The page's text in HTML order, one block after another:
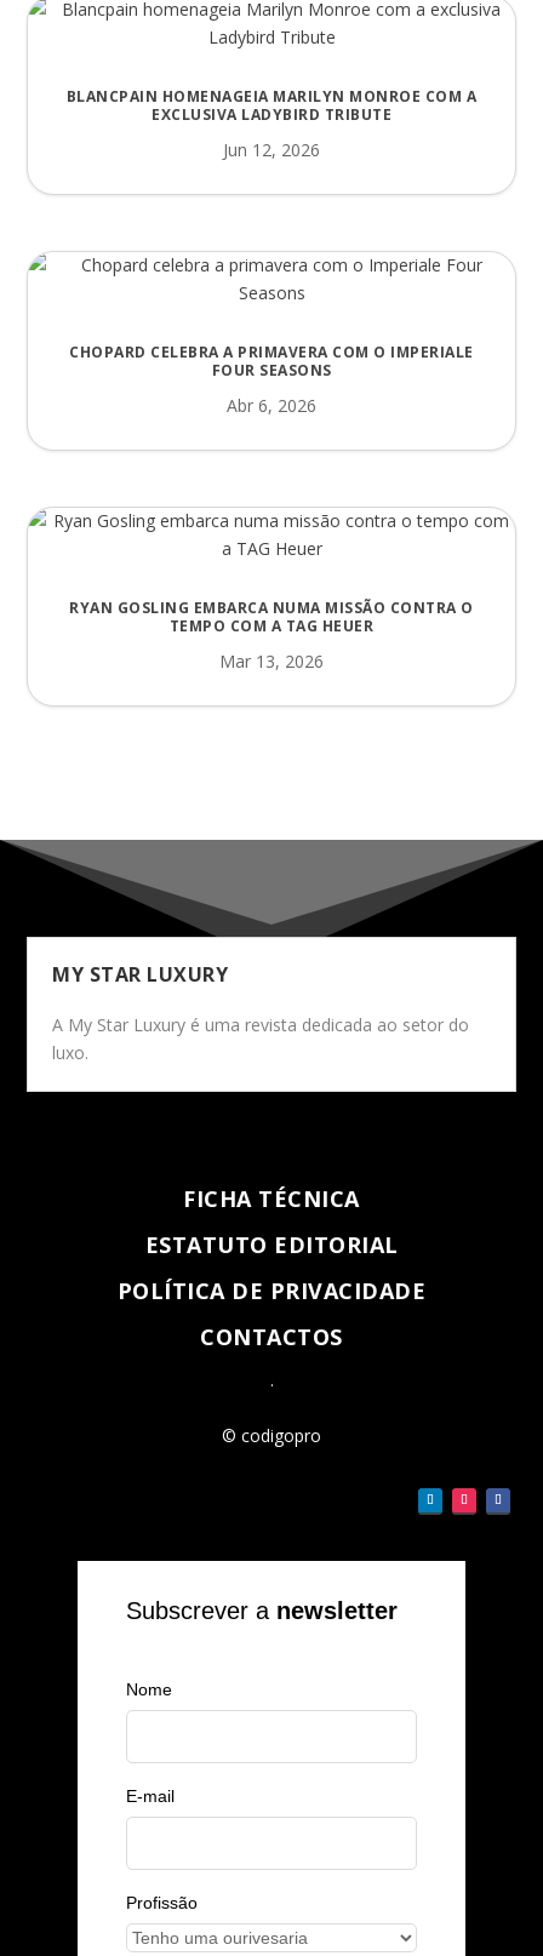
BLANCPAIN HOMENAGEIA MARILYN MONROE COM A
EXCLUSIVA LADYBIRD TRIBUTE
Jun 12, 2026
CHOPARD CELEBRA A PRIMAVERA COM O IMPERIALE
FOUR SEASONS
Abr 6, 2026
RYAN GOSLING EMBARCA NUMA MISSÃO CONTRA O
TEMPO COM A TAG HEUER
Mar 13, 2026
MY STAR LUXURY
A My Star Luxury é uma revista dedicada ao setor do
luxo.
FICHA TÉCNICA
ESTATUTO EDITORIAL
POLÍTICA DE PRIVACIDADE
CONTACTOS
.
© codigopro
Subscrever a newsletter
Nome
E-mail
Profissão